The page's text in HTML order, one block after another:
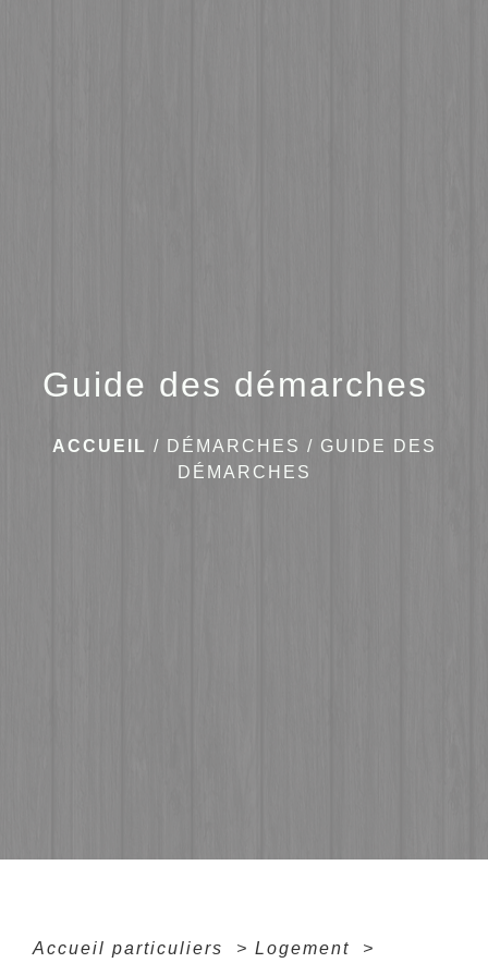
Guide des démarches
ACCUEIL / DÉMARCHES / GUIDE DES
DÉMARCHES
Accueil particuliers > Logement
>